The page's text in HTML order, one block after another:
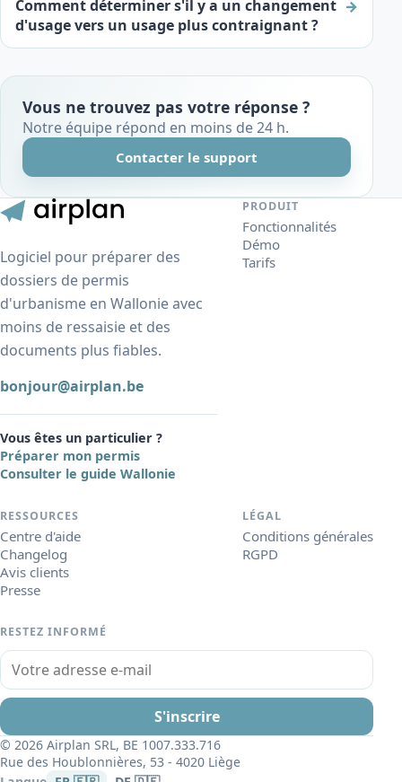
Comment déterminer s'il y a un changement
d'usage vers un usage plus contraignant ?
→
Vous ne trouvez pas votre réponse ?
Notre équipe répond en moins de 24 h.
Contacter le support
Logiciel pour préparer des
dossiers de permis
d'urbanisme en Wallonie avec
moins de ressaisie et des
documents plus fiables.
bonjour@airplan.be
Vous êtes un particulier ?
Préparer mon permis
Consulter le guide Wallonie
PRODUIT
Fonctionnalités
Démo
Tarifs
RESSOURCES
Centre d'aide
Changelog
Avis clients
Presse
LÉGAL
Conditions générales
RGPD
RESTEZ INFORMÉ
Votre adresse e-mail
S'inscrire
© 2026 Airplan SRL, BE 1007.333.716
Rue des Houblonnières, 53 - 4020 Liège